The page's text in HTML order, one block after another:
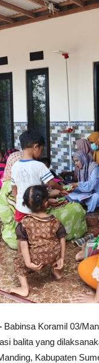
Babinsa Koramil 03/
balita yang
Kabupaten